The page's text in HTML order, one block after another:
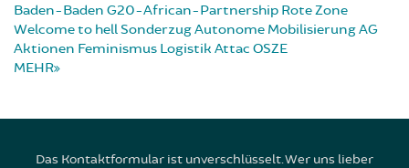
Baden-Baden G20-African-Partnership Rote Zone
Welcome to hellSonderzugAutonome MobilisierungAG
Aktionen Feminismus Logistik Attac OSZE
MEHR
Das Kontaktformular ist unverschlüsselt. Wer uns lieber